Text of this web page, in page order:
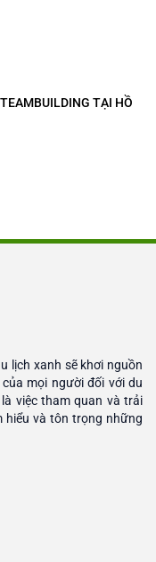
TẠI HỒ
lịch xanh sẽ khơi nguồn
mọi người đối với du
việc tham quan và trải
hiểu và tôn trọng những